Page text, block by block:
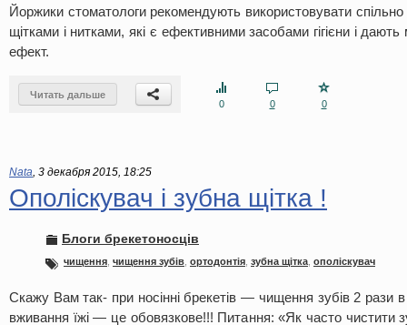
Йоржики стоматологи рекомендують використовувати
щітками і нитками, які є ефективними засобами гігієни і дають
ефект.
Читать дальше
0
0 0
Nata, 3 декабря 2015, 18:25
Ополіскувач і зубна щітка !
Блоги брекетоносців
чищення чищення зубів ортодонтія зубна щітка ополіскувач
Скажу Вам так- при носінні брекетів — чищення зубів 2 рази в
вживання їжі — це обовязкове!!! Питання: «Як часто чистити